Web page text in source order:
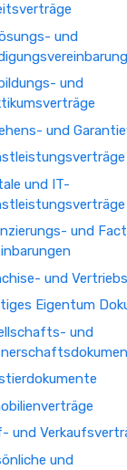
und
und
und
und IT-
und
und
Eigentum
und
und
und